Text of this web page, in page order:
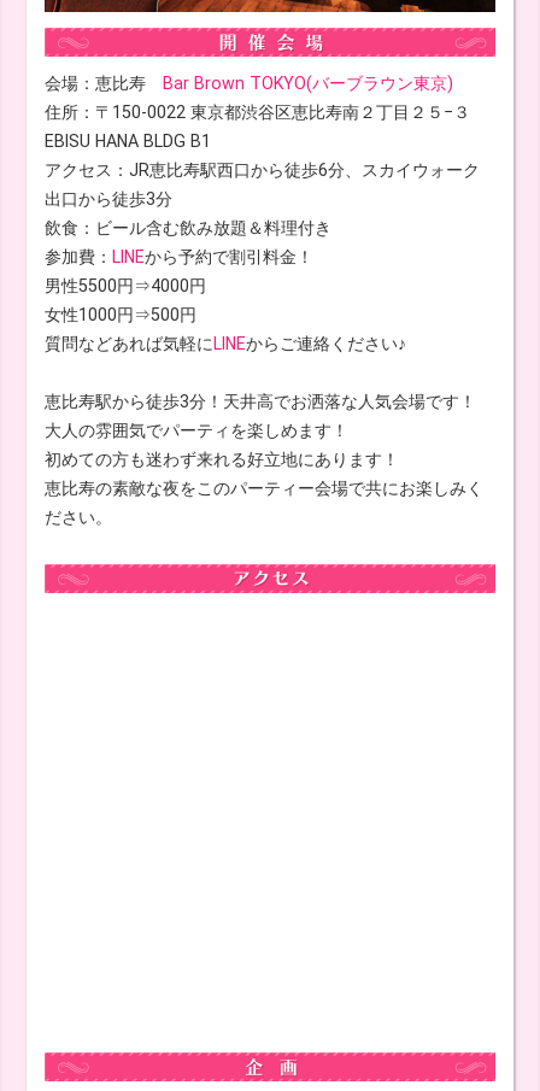
会場：恵比寿 Bar Brown TOKYO(バーブラウン東京)
住所：〒150-0022 東京都渋谷区恵比寿南２丁目２５−３
EBISU HANA BLDG B1
アクセス：JR恵比寿駅西口から徒歩6分、スカイウォーク
出口から徒歩3分
飲食：ビール含む飲み放題＆料理付き
参加費： LINEから予約で割引料金！
男性5500円⇒4000円
女性1000円⇒500円
質問などあれば気軽にLINEからご連絡ください♪
恵比寿駅から徒歩3分！天井高でお洒落な人気会場です！
大人の雰囲気でパーティを楽しめます！
初めての方も迷わず来れる好立地にあります！
恵比寿の素敵な夜をこのパーティー会場で共にお楽しみく
ださい。